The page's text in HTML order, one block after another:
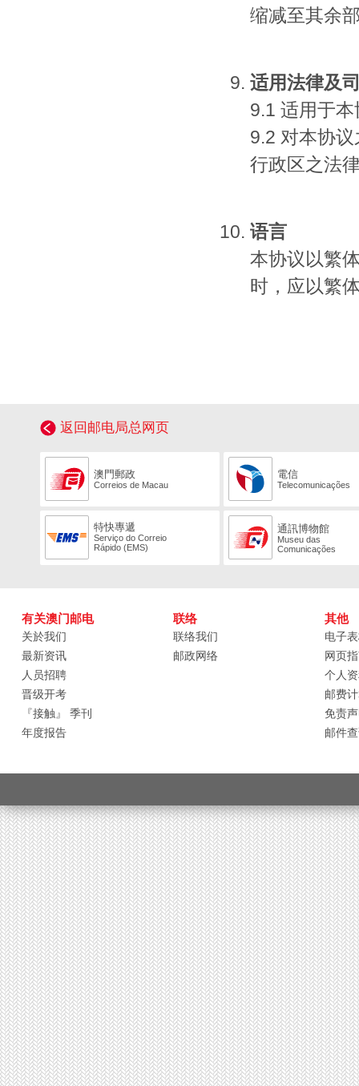
缩减至其余
适用法律及
9.1 适用于
9.2 对本协
行政区之法
语言
本协议以繁
时，应以繁
返回邮电局总网页
澳門郵政
Correios de Macau
電信
Telecomunicações
特快專遞
Serviço do Correio
Rápido (EMS)
通訊博物館
Museu das
Comunicações
有关澳门邮电
关於我们
最新资讯
人员招聘
晋级开考
『接触』 季刊
年度报告
联络
联络我们
邮政网络
其他
电子
网页
个人
邮费
免责
邮件